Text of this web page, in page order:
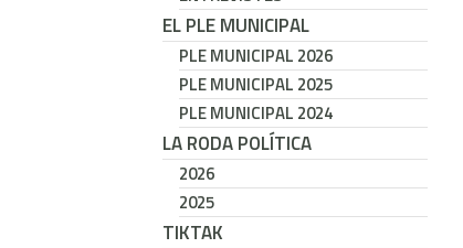
EL PLE MUNICIPAL
PLE MUNICIPAL 2026
PLE MUNICIPAL 2025
PLE MUNICIPAL 2024
LA RODA POLÍTICA
2026
2025
TIKTAK